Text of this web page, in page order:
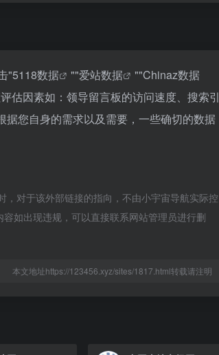
"5118数据 ""爱站数据 ""Chinaz数据
估因素如：领导留言板的访问速度、搜索引
您自身的需求以及需要，一些确切的数据
对于该外部链接的指向，不由小宇宙导航实际控
如出现违规，可以直接联系网站管理员进行删
本文地址https://123456.xyz/sites/1817.html转载请注明